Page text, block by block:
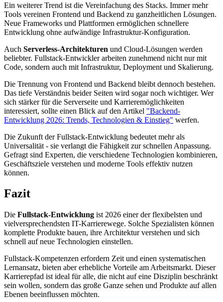
Ein weiterer Trend ist die Vereinfachung des Stacks. Immer mehr
Tools vereinen Frontend und Backend zu ganzheitlichen Lösungen.
Neue Frameworks und Plattformen ermöglichen schnellere
Entwicklung ohne aufwändige Infrastruktur-Konfiguration.
Auch Serverless-Architekturen und Cloud-Lösungen werden
beliebter. Fullstack-Entwickler arbeiten zunehmend nicht nur mit
Code, sondern auch mit Infrastruktur, Deployment und Skalierung.
Die Trennung von Frontend und Backend bleibt dennoch bestehen.
Das tiefe Verständnis beider Seiten wird sogar noch wichtiger. Wer
sich stärker für die Serverseite und Karrieremöglichkeiten
interessiert, sollte einen Blick auf den Artikel "Backend-
Entwicklung 2026: Trends, Technologien & Einstieg" werfen.
Die Zukunft der Fullstack-Entwicklung bedeutet mehr als
Universalität - sie verlangt die Fähigkeit zur schnellen Anpassung.
Gefragt sind Experten, die verschiedene Technologien kombinieren,
Geschäftsziele verstehen und moderne Tools effektiv nutzen
können.
Fazit
Die Fullstack-Entwicklung ist 2026 einer der flexibelsten und
vielversprechendsten IT-Karrierewege. Solche Spezialisten können
komplette Produkte bauen, ihre Architektur verstehen und sich
schnell auf neue Technologien einstellen.
Fullstack-Kompetenzen erfordern Zeit und einen systematischen
Lernansatz, bieten aber erhebliche Vorteile am Arbeitsmarkt. Dieser
Karrierepfad ist ideal für alle, die nicht auf eine Disziplin beschränkt
sein wollen, sondern das große Ganze sehen und Produkte auf allen
Ebenen beeinflussen möchten.